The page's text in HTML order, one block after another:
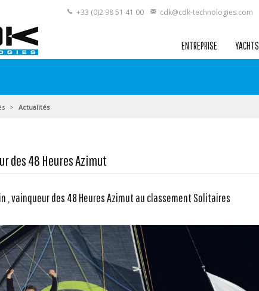
+33 (0)2 98 51 41 00 cdk@cdk-technologies.com
ENTREPRISE YACHTS
Actualités
des 48 Heures Azimut
, vainqueur des 48 Heures Azimut au classement Solitaires